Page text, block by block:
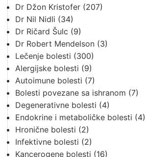
Dr Džon Kristofer (207)
Dr Nil Nidli (34)
Dr Ričard Šulc (9)
Dr Robert Mendelson (3)
Lečenje bolesti (300)
Alergijske bolesti (9)
Autoimune bolesti (7)
Bolesti povezane sa ishranom (7)
Degenerativne bolesti (4)
Endokrine i metaboličke bolesti (4)
Hronične bolesti (2)
Infektivne bolesti (2)
Kancerogene bolesti (16)